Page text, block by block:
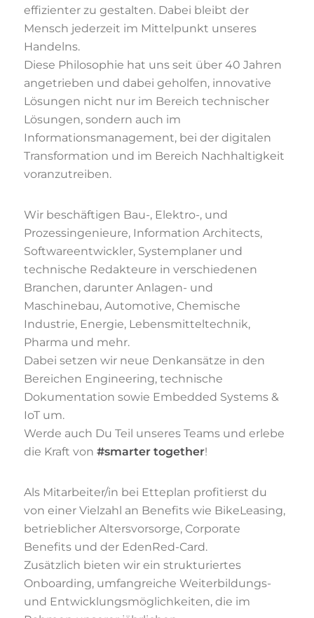
effizienter zu gestalten. Dabei bleibt der
Mensch jederzeit im Mittelpunkt unseres
Handelns.
Diese Philosophie hat uns seit über 40 Jahren
angetrieben und dabei geholfen, innovative
Lösungen nicht nur im Bereich technischer
Lösungen, sondern auch im
Informationsmanagement, bei der digitalen
Transformation und im Bereich Nachhaltigkeit
voranzutreiben.
Wir beschäftigen Bau-, Elektro-, und
Prozessingenieure, Information Architects,
Softwareentwickler, Systemplaner und
technische Redakteure in verschiedenen
Branchen, darunter Anlagen- und
Maschinebau, Automotive, Chemische
Industrie, Energie, Lebensmitteltechnik,
Pharma und mehr.
Dabei setzen wir neue Denkansätze in den
Bereichen Engineering, technische
Dokumentation sowie Embedded Systems &
IoT um.
Werde auch Du Teil unseres Teams und erlebe
die Kraft von #smarter together!
Als Mitarbeiter/in bei Etteplan profitierst du
von einer Vielzahl an Benefits wie BikeLeasing,
betrieblicher Altersvorsorge, Corporate
Benefits und der EdenRed-Card.
Zusätzlich bieten wir ein strukturiertes
Onboarding, umfangreiche Weiterbildungs-
und Entwicklungsmöglichkeiten, die im